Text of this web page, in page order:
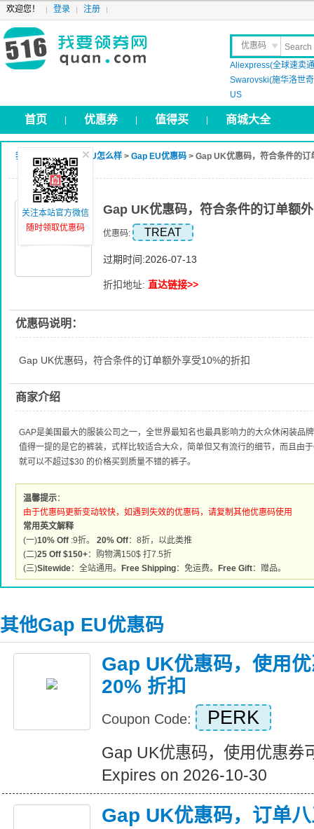
欢迎您！ 登录 注册
优惠码
晒 单
Aliexpress(全球速卖
Swarovski(施华洛世
US
首页 优惠券 值得买 商城大全
我要领券网 >Gap EU怎么样 > Gap EU优惠码 > Gap UK优惠码，符合条件的
Gap UK优惠码，符合条件的订单额
优惠码: TREAT
过期时间:2026-07-13
折扣地址: 直达链接>>
优惠码说明：
Gap UK优惠码，符合条件的订单额外享受10%的折扣
商家介绍
GAP是美国最大的服装公司之一，全世界最知名也最具影响力的大众休闲装品
值得一提的是它的裤装，式样比较适合大众，简单但又有流行的细节，而且由
就可以不超过$30 的价格买到质量不错的裤子。
温馨提示：
由于优惠码更新变动较快，如遇到失效的优惠码，请复制其他优惠码使用
常用英文解释
(一)10% Off :9折。 20% Off：8折，以此类推
(二)25 Off $150+：购物满150$ 打7.5折
(三)Sitewide：全站通用。 Free Shipping：免运费。 Free Gift：赠品。
其他Gap EU优惠码
Gap UK优惠码，使用
20% 折扣
Coupon Code: PERK
Gap UK优惠码，使用优惠券
Expires on 2026-10-30
Gap UK优惠码，订单
关注本站官方微信
随时领取优惠码